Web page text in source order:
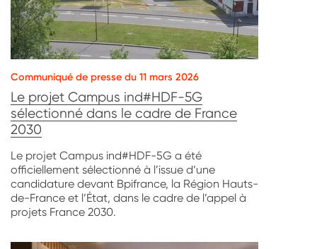
Communiqué de presse du 11 mars 2026
Le projet Campus ind#HDF-5G
sélectionné dans le cadre de France
2030
Le projet Campus ind#HDF-5G a été
officiellement sélectionné à l’issue d’une
candidature devant Bpifrance, la Région Hauts-
de-France et l’État, dans le cadre de l’appel à
projets France 2030.